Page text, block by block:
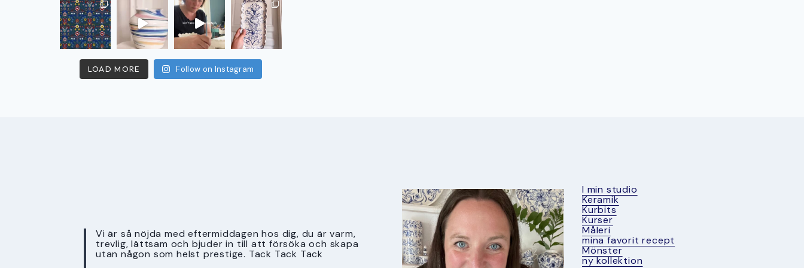
LOAD MORE Follow on Instagram
Vi är så nöjda med eftermiddagen hos dig, du är varm,
trevlig, lättsam och bjuder in till att försöka och skapa
utan någon som helst prestige. Tack Tack Tack
I min studio
Keramik
Kurbits
Kurser
Måleri
mina favorit recept
Mönster
ny kollektion